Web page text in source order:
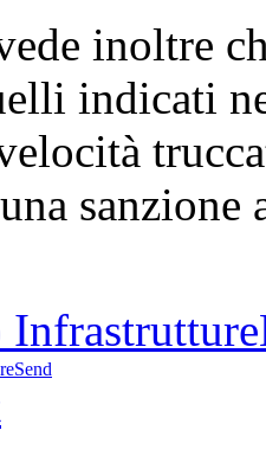
inoltre
indicati
Infrastrutture
Send